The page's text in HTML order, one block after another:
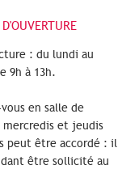
: du lundi au
9h à 13h.
en salle de
mercredis et jeudis
peut être accordé : il
être sollicité au